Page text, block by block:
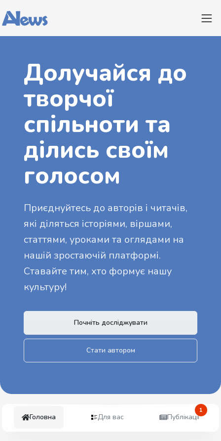
Долучайся до
творчої
спільноти та
ділись своїм
голосом
Приєднуйтесь до авторів і читачів,
які діляться історіями, віршами,
статтями, уроками та оглядами на
нашій зростаючій платформі.
Ставайте тим, хто формує нашу
культуру!
Почніть досліджувати
Стати автором
Головна Для вас Публікації
1